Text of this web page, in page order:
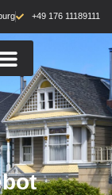
+49 176 11189111